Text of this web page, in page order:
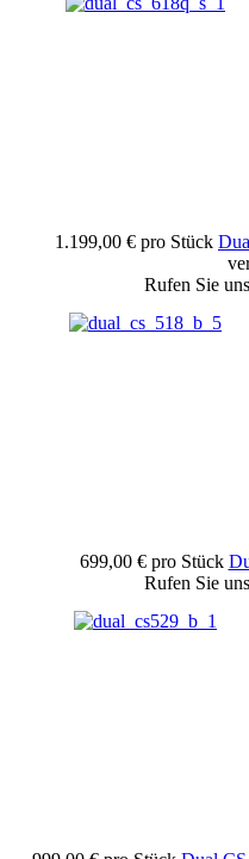
1.199,00 € pro Stück
Rufen Sie
699,00 € pro Stück
Rufen Sie